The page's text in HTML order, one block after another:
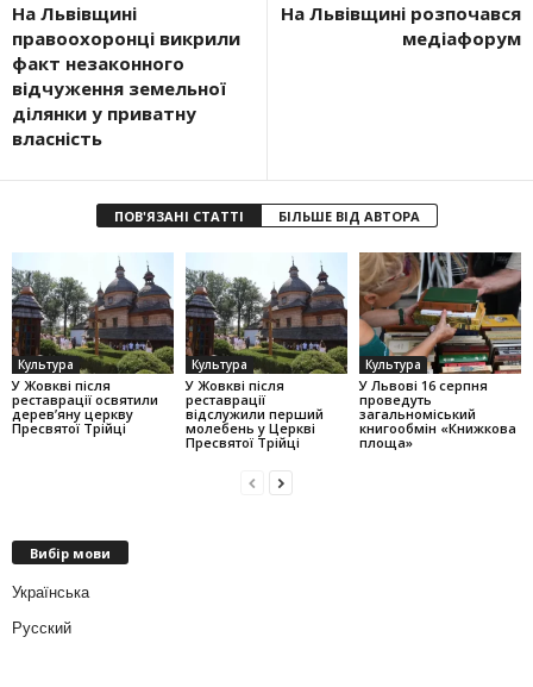
На Львівщині
правоохоронці викрили
факт незаконного
відчуження земельної
ділянки у приватну
власність
На Львівщині розпочався
медіафорум
ПОВ'ЯЗАНІ СТАТТІ БІЛЬШЕ ВІД АВТОРА
Культура
У Жовкві після
реставрації освятили
дерев’яну церкву
Пресвятої Трійці
Культура
У Жовкві після
реставрації
відслужили перший
молебень у Церкві
Пресвятої Трійці
Культура
У Львові 16 серпня
проведуть
загальноміський
книгообмін «Книжкова
площа»
Вибір мови
Українська
Русский